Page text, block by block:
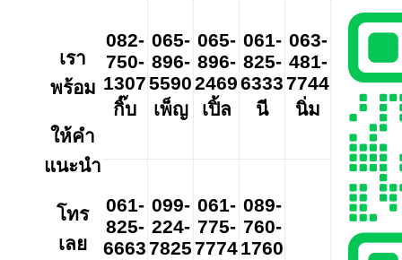
เรา
พร้อม
ให้คำ
แนะนำ
โทร
เลย
082-
750-
1307
กิ๊บ
065-
896-
5590
เพ็ญ
065-
896-
2469
เปิ้ล
061-
825-
6333
นี
063-
481-
7744
นิ่ม
061-
825-
6663
099-
224-
7825
061-
775-
7774
089-
760-
1760